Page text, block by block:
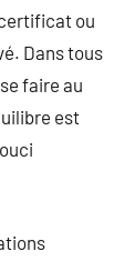
ou
Dans tous
faire au
est